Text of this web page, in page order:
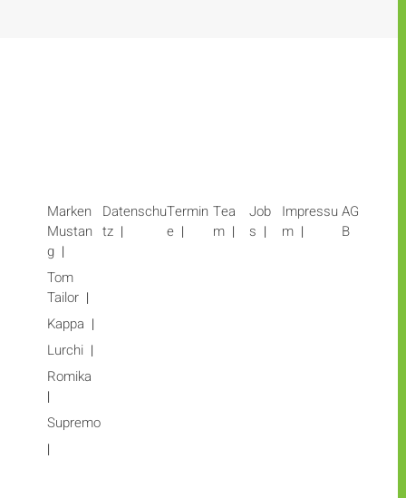
Marken
Mustan
g
Tom
Tailor
Kappa
Lurchi
Romika
Supremo
Datenschu
tz
Termin
e
Tea
m
Job
s
Impressu
m
AG
B